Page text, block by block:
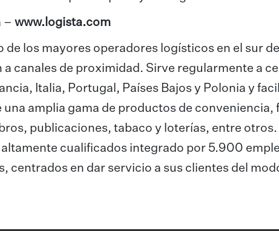
– www.logista.com
de los mayores operadores logísticos en el sur
a canales de proximidad. Sirve regularmente a
Italia, Portugal, Países Bajos y Polonia y
una amplia gama de productos de
publicaciones, tabaco y loterías, entre
cualificados integrado por 5.900
centrados en dar servicio a sus clientes del